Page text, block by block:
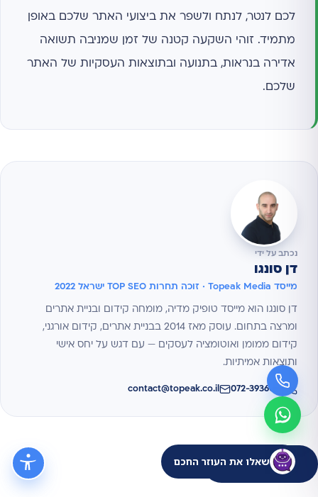
לכם לנטר, לנתח ולשפר את ביצועי האתר שלכם באופן
מתמיד. זוהי השקעה קטנה של זמן שמניבה תשואה
אדירה בנראות, בתנועה ובתוצאות העסקיות של האתר
שלכם.
נכתב על ידי
דן סונגו
מייסד Topeak Media · זוכה תחרות TOP SEO ישראל 2022
דן סונגו הוא מייסד טופיק מדיה, מומחה קידום ובניית אתרים
ומרצה בתחום. עוסק מאז 2014 בבניית אתרים, קידום אורגני,
קידום ממומן ואוטומציה לעסקים — עם דגש על יחס אישי
ותוצאות אמיתיות.
072-3936000
contact@topeak.co.il
← לכל המאמרים
שאלו את העוזר החכם